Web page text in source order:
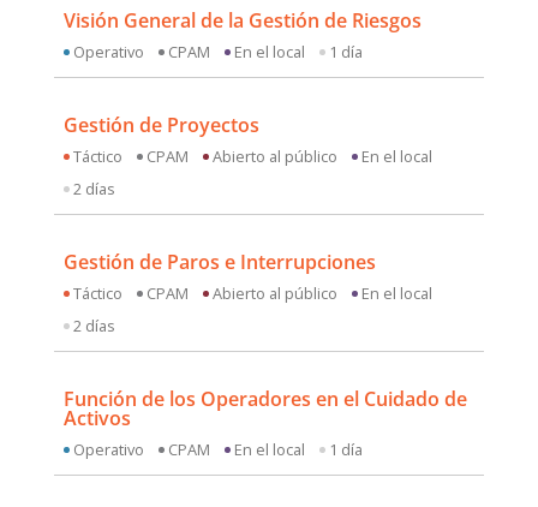
Visión General de la Gestión de Riesgos
Operativo CPAM En el local 1 día
Gestión de Proyectos
Táctico CPAM Abierto al público
En el local
2 días
Gestión de Paros e Interrupciones
Táctico CPAM Abierto al público
En el local
2 días
Función de los Operadores en el Cuidado de
Activos
Operativo CPAM En el local 1 día